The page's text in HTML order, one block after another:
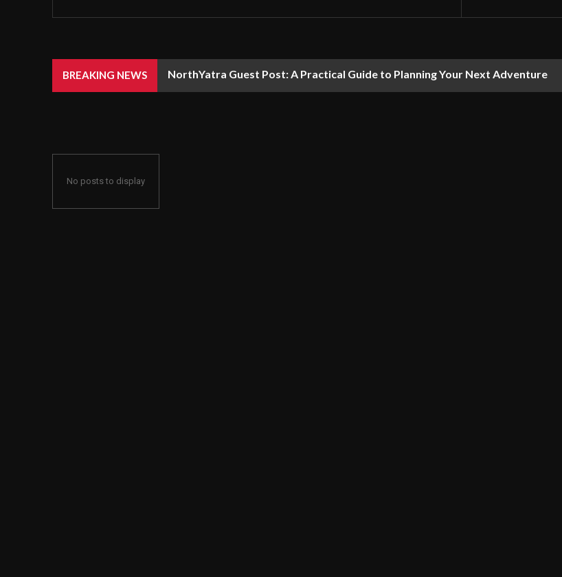
BREAKING NEWS NorthYatra Guest Post: A Practical Guide to Planning Your Next Adventure
No posts to display